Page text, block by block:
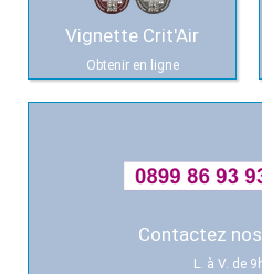
Vignette Crit'Air
Obtenir en ligne
Contactez
L. à V. de